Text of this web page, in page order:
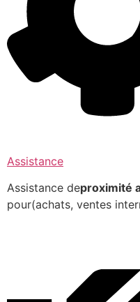
Assistance
Assistance deproximité
pour(achats, ventes